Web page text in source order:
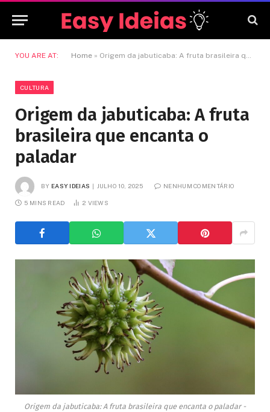
YOU ARE AT: Home » Origem da jabuticaba: A fruta brasileira que encanta o paladar
CULTURA
Origem da jabuticaba: A fruta
brasileira que encanta o
paladar
BY EASY IDEIAS JULHO 10, 2025 NENHUM COMENTÁRIO
5 MINS READ 2 VIEWS
Origem da jabuticaba: A fruta brasileira que encanta o paladar -